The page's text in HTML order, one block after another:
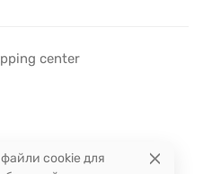
center
cookie для
зворотний виклик